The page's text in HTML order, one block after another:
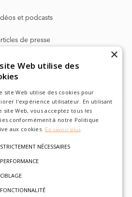
et podcasts
de presse
Harry Markowitz
×
Web utilise des
site Web utilise des cookies pour
l'expérience utilisateur. En utilisant
site Web, vous acceptez tous les
conformément à notre Politique
aux cookies. En savoir plus
STRICTEMENT NÉCESSAIRES
PERFORMANCE
CIBLAGE
FONCTIONNALITÉ